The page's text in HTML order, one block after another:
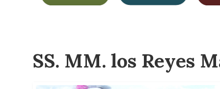
SS. MM. los Reyes